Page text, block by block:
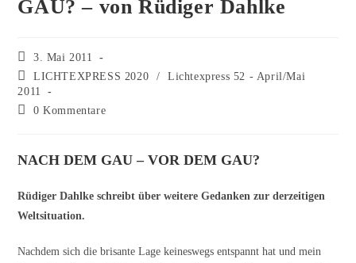
GAU? – von Rüdiger Dahlke
3. Mai 2011
LICHTEXPRESS 2020
/
Lichtexpress 52 - April/Mai
2011
0 Kommentare
NACH DEM GAU – VOR DEM GAU?
Rüdiger Dahlke schreibt über weitere Gedanken zur derzeitigen
Weltsituation.
Nachdem sich die brisante Lage keineswegs entspannt hat und mein